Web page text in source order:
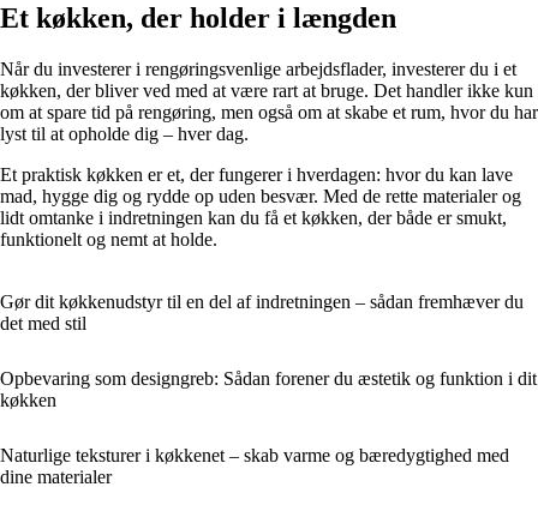
Et køkken, der holder i længden
Når du investerer i rengøringsvenlige arbejdsflader, investerer du i et
køkken, der bliver ved med at være rart at bruge. Det handler ikke kun
om at spare tid på rengøring, men også om at skabe et rum, hvor du har
lyst til at opholde dig – hver dag.
Et praktisk køkken er et, der fungerer i hverdagen: hvor du kan lave
mad, hygge dig og rydde op uden besvær. Med de rette materialer og
lidt omtanke i indretningen kan du få et køkken, der både er smukt,
funktionelt og nemt at holde.
Gør dit køkkenudstyr til en del af indretningen – sådan fremhæver du
det med stil
Opbevaring som designgreb: Sådan forener du æstetik og funktion i dit
køkken
Naturlige teksturer i køkkenet – skab varme og bæredygtighed med
dine materialer